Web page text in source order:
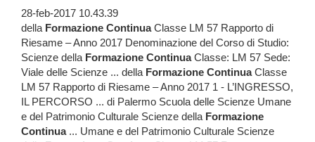
28-feb-2017 10.43.39
della Formazione ContinuaClasse LM 57 Rapporto di
Riesame – Anno 2017 Denominazione del Corso di Studio:
Scienze della Formazione ContinuaClasse: LM 57 Sede:
Viale delle Scienze ... della Formazione ContinuaClasse
LM 57 Rapporto di Riesame – Anno 2017 1 - L’INGRESSO,
IL PERCORSO ... di Palermo Scuola delle Scienze Umane
e del Patrimonio Culturale Scienze della Formazione
Continua... Umane e del Patrimonio Culturale Scienze